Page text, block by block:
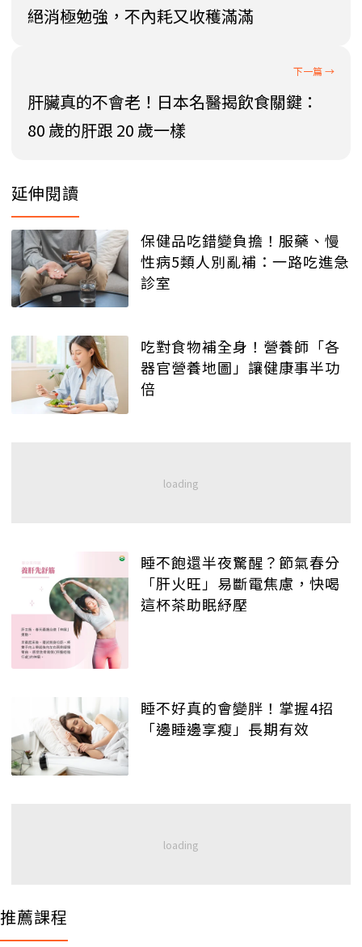
絕消極勉強，不內耗又收穫滿滿
肝臟真的不會老！日本名醫揭飲食關鍵：
80 歲的肝跟 20 歲一樣
延伸閱讀
保健品吃錯變負擔！服藥、慢
性病5類人別亂補：一路吃進急
診室
吃對食物補全身！營養師「各
器官營養地圖」讓健康事半功
倍
睡不飽還半夜驚醒？節氣春分
「肝火旺」易斷電焦慮，快喝
這杯茶助眠紓壓
睡不好真的會變胖！掌握4招
「邊睡邊享瘦」長期有效
推薦課程